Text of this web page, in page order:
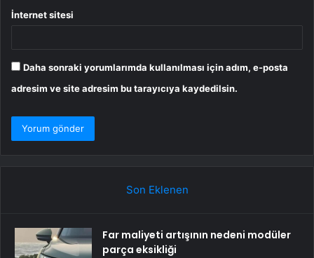
İnternet sitesi
Daha sonraki yorumlarımda kullanılması için adım, e-posta
adresim ve site adresim bu tarayıcıya kaydedilsin.
Son Eklenen
Far maliyeti artışının nedeni modüler
parça eksikliği